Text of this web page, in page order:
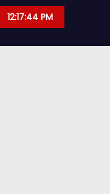
12:17:45 PM